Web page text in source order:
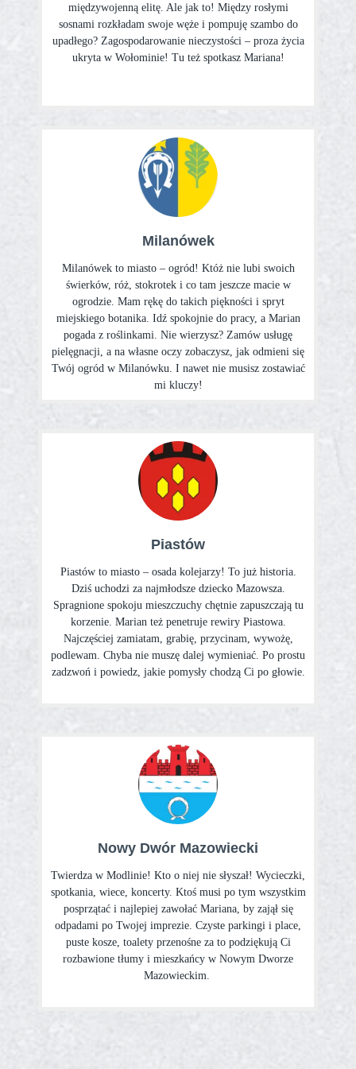
międzywojenną elitę. Ale jak to! Między rosłymi
sosnami rozkładam swoje węże i pompuję szambo do
upadłego? Zagospodarowanie nieczystości – proza życia
ukryta w Wołominie! Tu też spotkasz Mariana!
Milanówek
Milanówek to miasto – ogród! Któż nie lubi swoich
świerków, róż, stokrotek i co tam jeszcze macie w
ogrodzie. Mam rękę do takich piękności i spryt
miejskiego botanika. Idź spokojnie do pracy, a Marian
pogada z roślinkami. Nie wierzysz? Zamów usługę
pielęgnacji, a na własne oczy zobaczysz, jak odmieni się
Twój ogród w Milanówku. I nawet nie musisz zostawiać
mi kluczy!
Piastów
Piastów to miasto – osada kolejarzy! To już historia.
Dziś uchodzi za najmłodsze dziecko Mazowsza.
Spragnione spokoju mieszczuchy chętnie zapuszczają tu
korzenie. Marian też penetruje rewiry Piastowa.
Najczęściej zamiatam, grabię, przycinam, wywożę,
podlewam. Chyba nie muszę dalej wymieniać. Po prostu
zadzwoń i powiedz, jakie pomysły chodzą Ci po głowie.
Nowy Dwór Mazowiecki
Twierdza w Modlinie! Kto o niej nie słyszał! Wycieczki,
spotkania, wiece, koncerty. Ktoś musi po tym wszystkim
posprzątać i najlepiej zawołać Mariana, by zajął się
odpadami po Twojej imprezie. Czyste parkingi i place,
puste kosze, toalety przenośne za to podziękują Ci
rozbawione tłumy i mieszkańcy w Nowym Dworze
Mazowieckim.